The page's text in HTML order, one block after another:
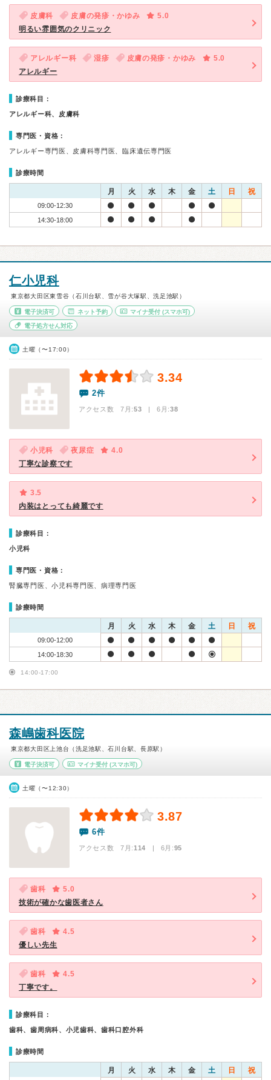
皮膚科 皮膚の発疹・かゆみ
5.0
明るい雰囲気のクリニック
アレルギー科 湿疹 皮膚の発疹・かゆみ
5.0
アレルギー
診療科目：
アレルギー科、皮膚科
専門医・資格：
アレルギー専門医、皮膚科専門医、臨床遺伝専門医
診療時間
月 火 水 木 金 土 日 祝
09:00-12:30
14:30-18:00
仁小児科
東京都大田区東雪谷（石川台駅、雪が谷大塚駅、洗足池駅）
電子決済可 ネット予約 マイナ受付 (スマホ可)
電子処方せん対応
土曜（〜17:00）
3.34
2件
アクセス数 7月:53 | 6月:38
小児科 夜尿症
4.0
丁寧な診察です
3.5
内装はとっても綺麗です
診療科目：
小児科
専門医・資格：
腎臓専門医、小児科専門医、病理専門医
診療時間
月 火 水 木 金 土 日 祝
09:00-12:00
14:00-18:30
14:00-17:00
森嶋歯科医院
東京都大田区上池台（洗足池駅、石川台駅、長原駅）
電子決済可 マイナ受付(スマホ可)
土曜（〜12:30）
3.87
6件
アクセス数 7月:114 | 6月:95
歯科
5.0
技術が確かな歯医者さん
歯科
4.5
優しい先生
歯科
4.5
丁寧です。
診療科目：
歯科、歯周病科、小児歯科、歯科口腔外科
診療時間
月 火 水 木 金 土 日 祝